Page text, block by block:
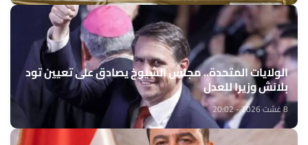
الولايات المتحدة.. مجلس الشيوخ يصادق على تعيين تود
بلانش وزيرا للعدل
8 غشت 2026 - 20:02